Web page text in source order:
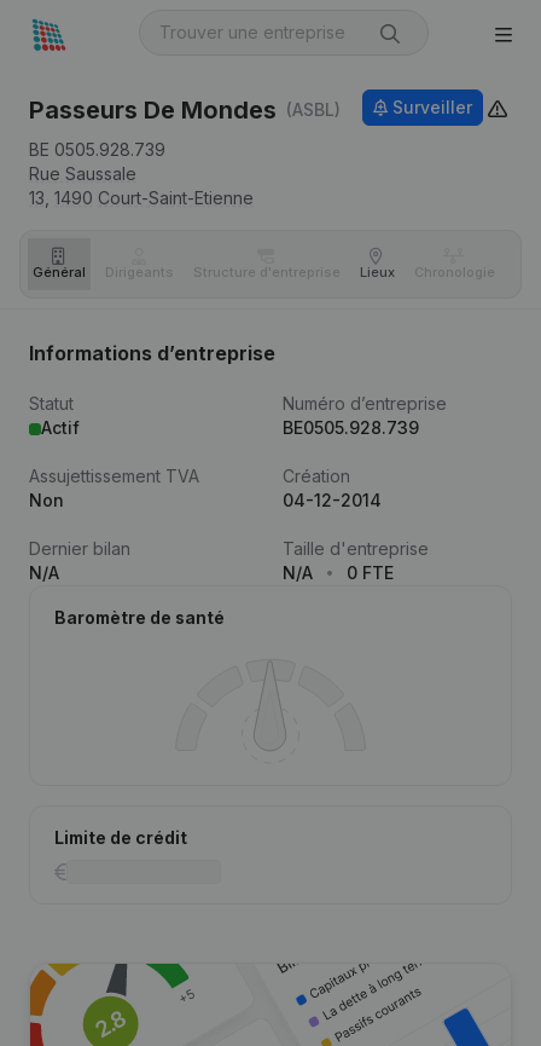
Passeurs De Mondes (ASBL)
BE 0505.928.739
Rue Saussale
13, 1490 Court-Saint-Etienne
Surveiller
Général Dirigeants Structure d'entreprise Lieux Chronologie
Informations d’entreprise
Statut
Actif
Numéro d’entreprise
BE0505.928.739
Assujettissement TVA
Non
Création
04-12-2014
Dernier bilan
N/A
Taille d'entreprise
N/A
0 FTE
Baromètre de santé
Limite de crédit